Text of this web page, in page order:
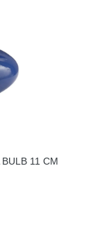
11 CM